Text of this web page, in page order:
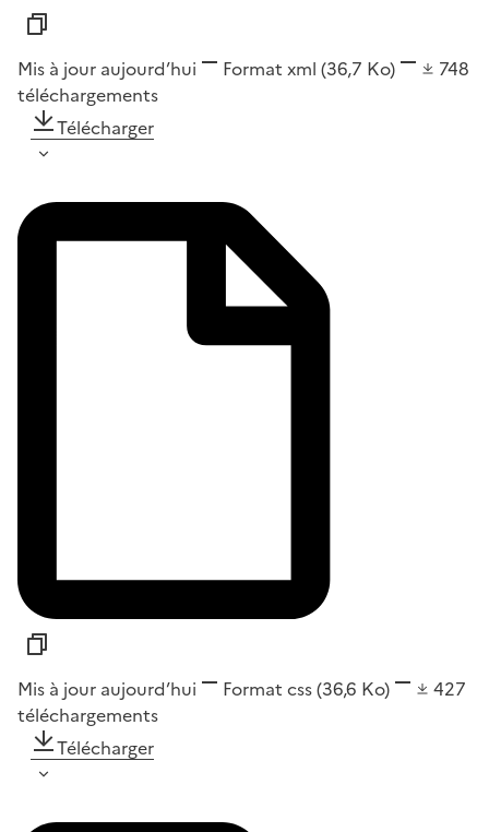
Mis à jour aujourd’hui Format xml (36,7 Ko)
748
téléchargements
Télécharger
Mis à jour aujourd’hui Format css(36,6 Ko)
427
téléchargements
Télécharger